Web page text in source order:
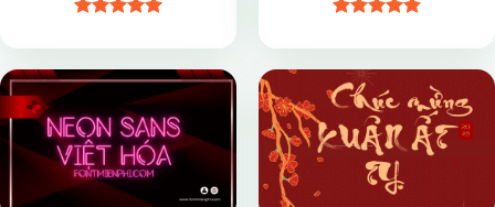
hạng55
sao
hạng4.95
sao